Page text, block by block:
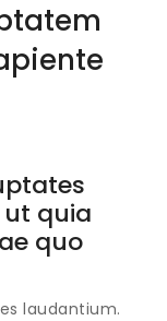
quia
quo
laudantium.